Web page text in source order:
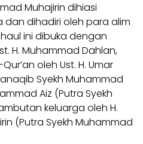
Muhajirin dihiasi
dihadiri oleh para alim
ini dibuka dengan
H. Muhammad Dahlan,
oleh Ust. H. Umar
Syekh Muhammad
Aiz (Putra Syekh
keluarga oleh H.
(Putra Syekh Muhammad